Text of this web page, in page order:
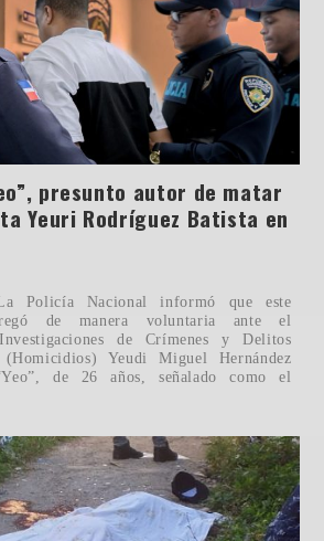
presunto autor de matar
Yeuri Rodríguez Batista en
Policía Nacional informó que este
de manera voluntaria ante el
de Crímenes y Delitos
Yeudi Miguel Hernández
de 26 años, señalado como el